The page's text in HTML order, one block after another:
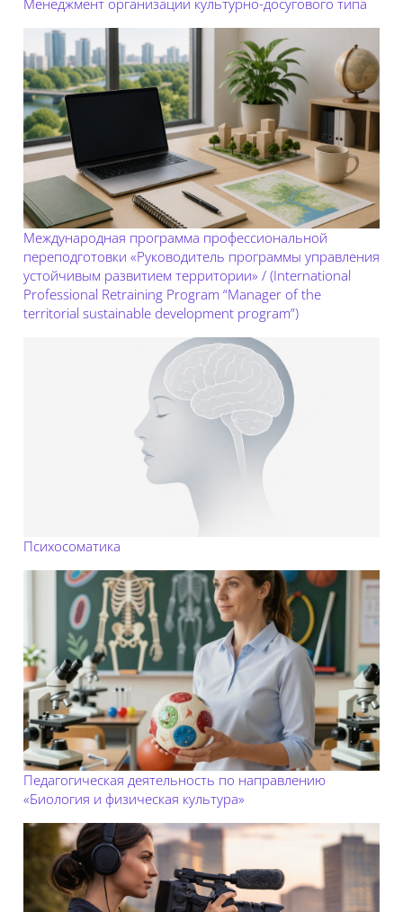
Международная программа профессиональной
переподготовки «Руководитель программы управления
устойчивым развитием территории» / (International
Professional Retraining Program “Manager of the
territorial sustainable development program”)
Психосоматика
Педагогическая деятельность по направлению
«Биология и физическая культура»